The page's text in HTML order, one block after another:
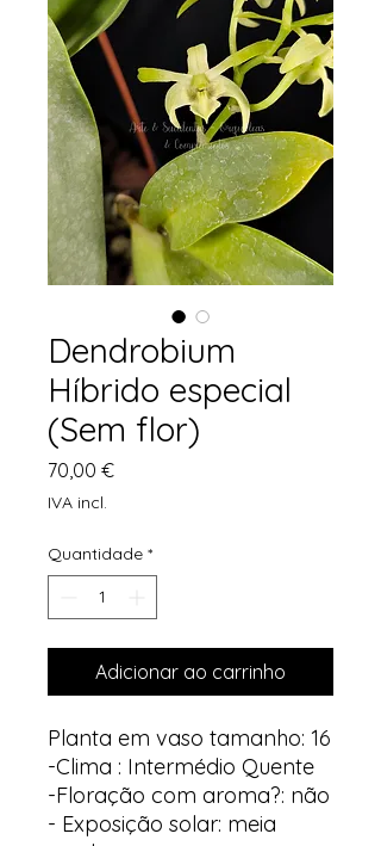
Dendrobium
Híbrido especial
(Sem flor)
70,00 €Preço
IVA incl.
Quantidade *
Adicionar ao carrinho
Planta em vaso tamanho: 16
-Clima : Intermédio Quente
-Floração com aroma?: não
- Exposição solar: meia